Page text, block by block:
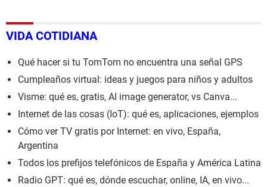
VIDA COTIDIANA
Qué hacer si tu TomTom no encuentra una señal GPS
Cumpleaños virtual: ideas y juegos para niños y adultos
Visme: qué es, gratis, AI image generator, vs Canva...
Internet de las cosas (IoT): qué es, aplicaciones, ejemplos
Cómo ver TV gratis por Internet: en vivo, España,
Argentina
Todos los prefijos telefónicos de España y América Latina
Radio GPT: qué es, dónde escuchar, online, IA, en vivo...